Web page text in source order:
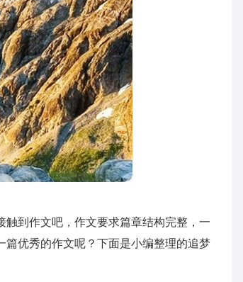
到作文吧，作文要求篇章结构完整，一
优秀的作文呢？下面是小编整理的追梦